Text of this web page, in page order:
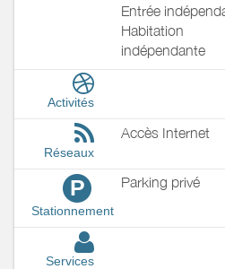
Entrée
Habitation
indépendante
Activités
Réseaux
Accès Internet
P
Stationnement
Parking privé
Services